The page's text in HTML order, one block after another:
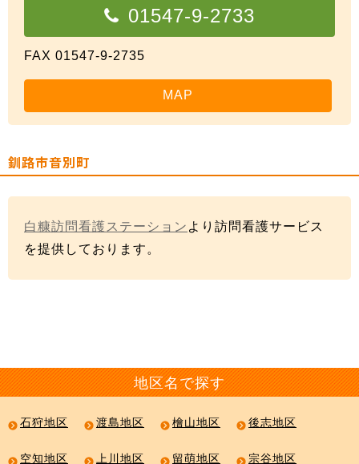
MAP
01547-9-2733
FAX 01547-9-2735
釧路市音別町
白糠訪問看護ステーション より訪問看護サービス
を提供しております。
地区名で探す
石狩地区 渡島地区 檜山地区 後志地区
空知地区 上川地区 留萌地区 宗谷地区